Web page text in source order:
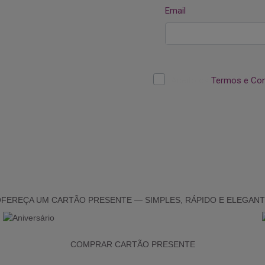
UM CARTÃO PRESENTE — SIMPLES, RÁPIDO E
COMPRAR CARTÃO PRESENTE